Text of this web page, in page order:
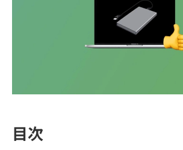
目次